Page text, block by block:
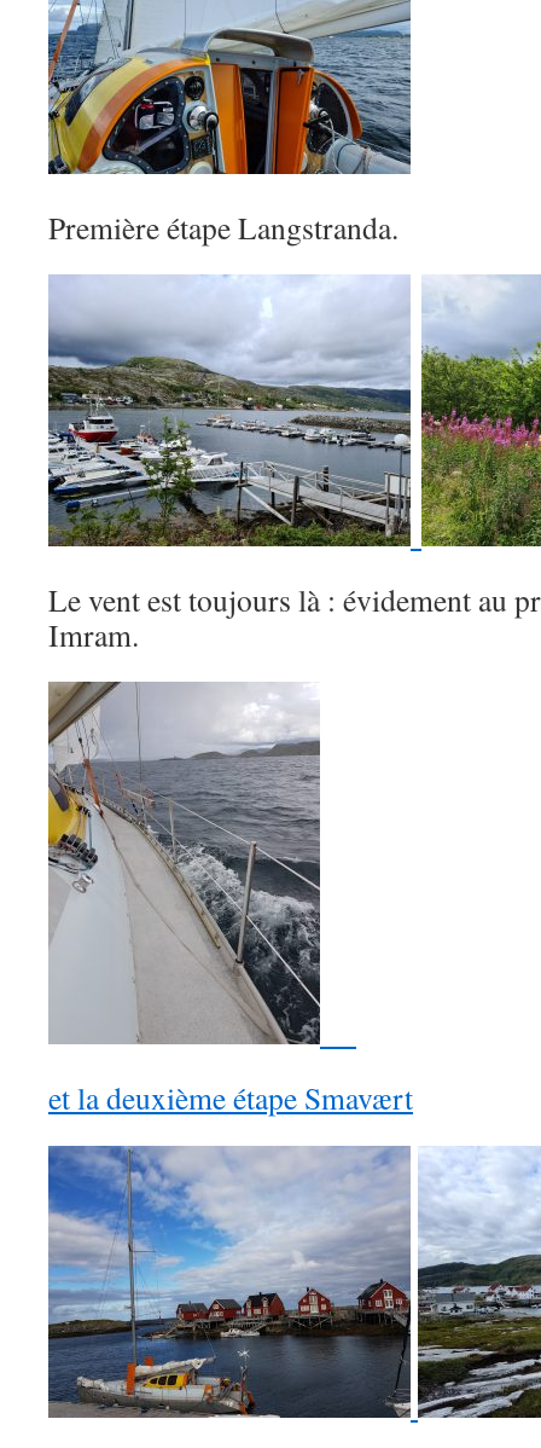
Première étape Langstranda.
Le vent est toujours là : évidement au
Imram.
et la deuxième étape Smavært